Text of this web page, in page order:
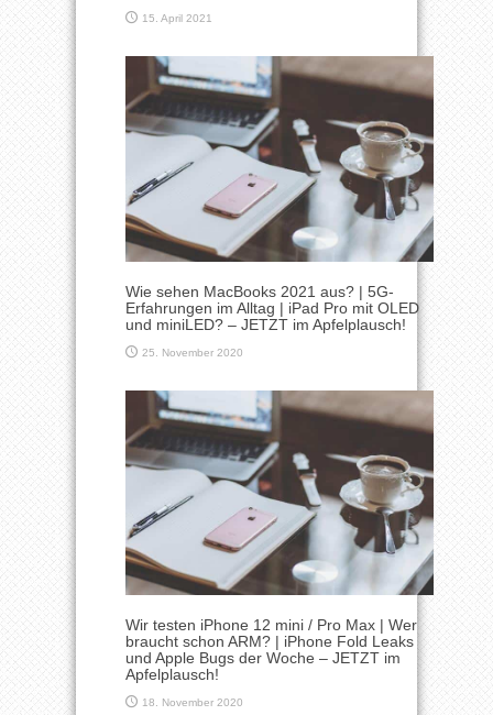
15. April 2021
Wie sehen MacBooks 2021 aus? | 5G-
Erfahrungen im Alltag | iPad Pro mit OLED
und miniLED? – JETZT im Apfelplausch!
25. November 2020
Wir testen iPhone 12 mini / Pro Max | Wer
braucht schon ARM? | iPhone Fold Leaks
und Apple Bugs der Woche – JETZT im
Apfelplausch!
18. November 2020